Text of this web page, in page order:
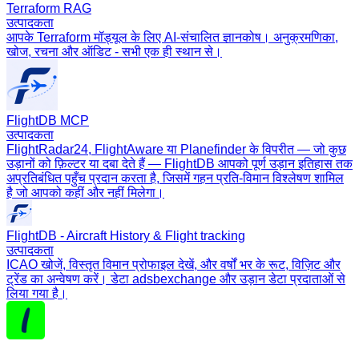
Terraform RAG
उत्पादकता
आपके Terraform मॉड्यूल के लिए AI-संचालित ज्ञानकोष। अनुक्रमणिका,
खोज, रचना और ऑडिट - सभी एक ही स्थान से।
FlightDB MCP
उत्पादकता
FlightRadar24, FlightAware या Planefinder के विपरीत — जो कुछ
उड़ानों को फ़िल्टर या दबा देते हैं — FlightDB आपको पूर्ण उड़ान इतिहास तक
अप्रतिबंधित पहुँच प्रदान करता है, जिसमें गहन प्रति-विमान विश्लेषण शामिल
है जो आपको कहीं और नहीं मिलेगा।
FlightDB - Aircraft History & Flight tracking
उत्पादकता
ICAO खोजें, विस्तृत विमान प्रोफाइल देखें, और वर्षों भर के रूट, विज़िट और
ट्रेंड का अन्वेषण करें। डेटा adsbexchange और उड़ान डेटा प्रदाताओं से
लिया गया है।